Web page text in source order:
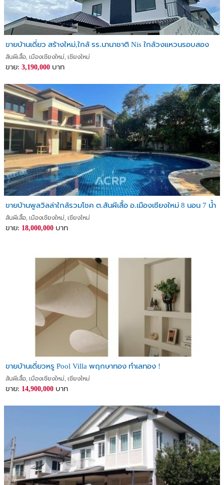
ขายบ้านเดี่ยว สร้างใหม่,ใกล้ รร.นานาชาติ Nis ใกล้วงแหวนรอบสอง
สันผีเสื้อ, เมืองเชียงใหม่, เชียงใหม่
ขาย: 3,190,000 บาท
ขายบ้านพูลวิลล่าใกล้รวมโชค ต.สันผีเสื้อ อ.เมืองเชียงใหม่ 8 นอน 7 น้ำ
สันผีเสื้อ, เมืองเชียงใหม่, เชียงใหม่
ขาย: 18,000,000 บาท
ขายบ้านเดี่ยวหรู Pool Villa พฤกษาทอง ทำเลทอง !
สันผีเสื้อ, เมืองเชียงใหม่, เชียงใหม่
ขาย: 14,900,000 บาท